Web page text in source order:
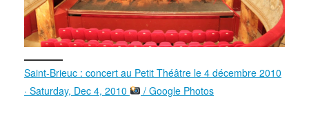
Saint-Brieuc : concert au Petit Théâtre le 4 décembre 2010
· Saturday, Dec 4, 2010
/ Google Photos